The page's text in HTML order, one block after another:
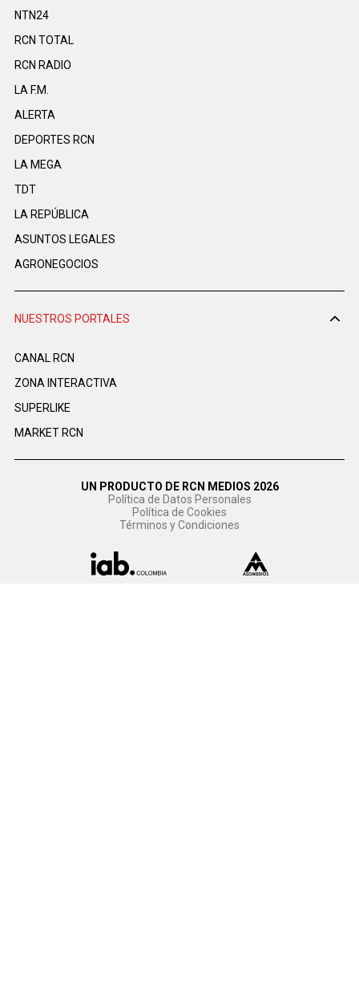
NTN24
RCN TOTAL
RCN RADIO
LA F.M.
ALERTA
DEPORTES RCN
LA MEGA
TDT
LA REPÚBLICA
ASUNTOS LEGALES
AGRONEGOCIOS
NUESTROS PORTALES
CANAL RCN
ZONA INTERACTIVA
SUPERLIKE
MARKET RCN
UN PRODUCTO DE RCN MEDIOS 2026
Política de Datos Personales
Política de Cookies
Términos y Condiciones